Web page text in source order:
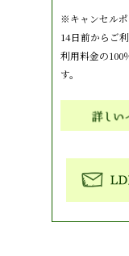
※キャンセル
14日前からご
利用料金の100
す。